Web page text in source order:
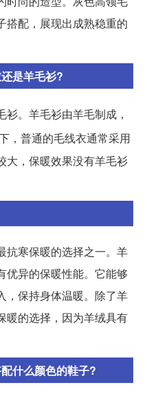
搭配，展现出成熟稳重的
是羊毛衫?
。羊毛衫由羊毛制成，
，普通的毛线衣通常采用
大，保暖效果没有羊毛衫
抗寒保暖的选择之一。羊
优异的保暖性能。它能够
，保持身体温暖。除了羊
暖的选择，因为羊绒具有
什么颜色的鞋子?